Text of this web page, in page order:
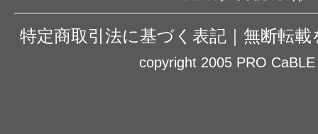
特定商取引法に基づく表記 無断転載
copyright 2005 PRO CaBLE